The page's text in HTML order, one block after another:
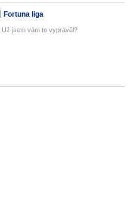
Fortuna liga
Už jsem vám to vyprávěl?